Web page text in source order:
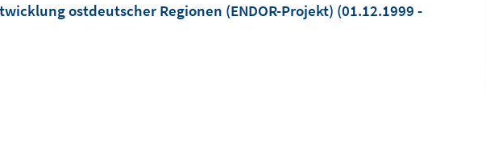
ostdeutscher Regionen (ENDOR-Projekt) (01.12.1999 -